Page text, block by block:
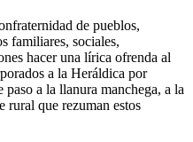
de pueblos,
familiares, sociales,
hacer una lírica ofrenda al
a la Heráldica por
a la llanura manchega, a la
rural que rezuman estos